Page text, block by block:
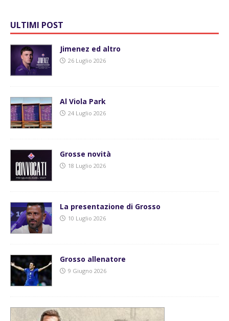
ULTIMI POST
Jimenez ed altro
26 Luglio 2026
Al Viola Park
24 Luglio 2026
Grosse novità
18 Luglio 2026
La presentazione di Grosso
10 Luglio 2026
Grosso allenatore
9 Giugno 2026